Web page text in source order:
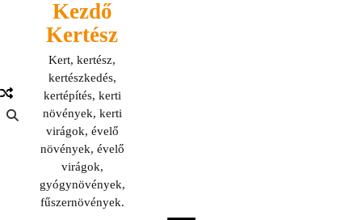
Kezdő
Kertész
Kert, kertész,
kertészkedés,
kertépítés, kerti
növények, kerti
virágok, évelő
növények, évelő
virágok,
gyógynövények,
fűszernövények.